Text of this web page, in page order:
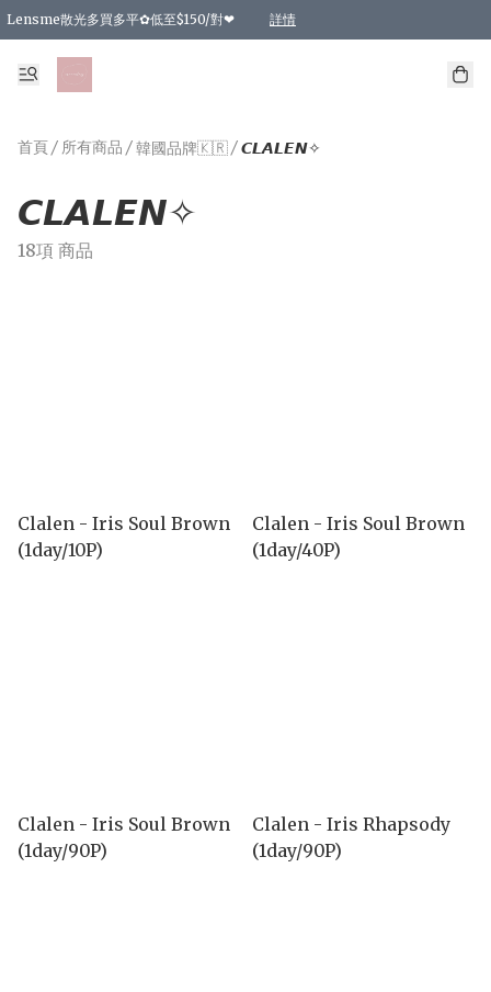
Lensme散光多買多平✿低至$150/對❤ 詳情
台灣Karacon⁩✧日拋 特價清貨❁⃘
日本韓國多款日/月拋現貨☼ 特價❤︎數量有限 售完即止
🇰🇷韓國多款月拋現貨 特價兩對$99✿數量有限 售完即止♫
精選商品，任選買2件或以上9 折；買4件或以上85 折；買6件或以上8 折
精選商品，任選買2件HKD 140.00；買4件HKD 260.00
精選商品，任選買2件HKD 190.00；買4件HKD 360.00
精選商品，任選買2件HKD 110.00；買4件HKD 180.00
精選商品，任選買2件HKD 170.00；買4件HKD 320.00
精選商品，任選買2件或以上減HKD 148.00
精選商品，任選買2件或以上減HKD 148.00
精選商品，任選買2件或以上95 折；買4件或以上9 折；買6件或以上85 折；買8件
精選商品，任選買12件或以上87 折
精選商品，任選買2件或以上減HKD 16.00；買4件或以上減HKD 32.00；買6
精選商品，任選買2件或以上95 折；買4件或以上9 折；買8件或以上85 折；買12
購物滿 HKD 800.00即享免運費優惠！（適用於 特定的送貨方式 )
首頁/ 所有商品 /韓國品牌🇰🇷/𝘾𝙇𝘼𝙇𝙀𝙉✧
𝘾𝙇𝘼𝙇𝙀𝙉✧
18項 商品
Clalen - Iris Soul Brown
(1day/10P)
Clalen - Iris Soul Brown
(1day/40P)
Clalen - Iris Soul Brown
(1day/90P)
Clalen - Iris Rhapsody
(1day/90P)